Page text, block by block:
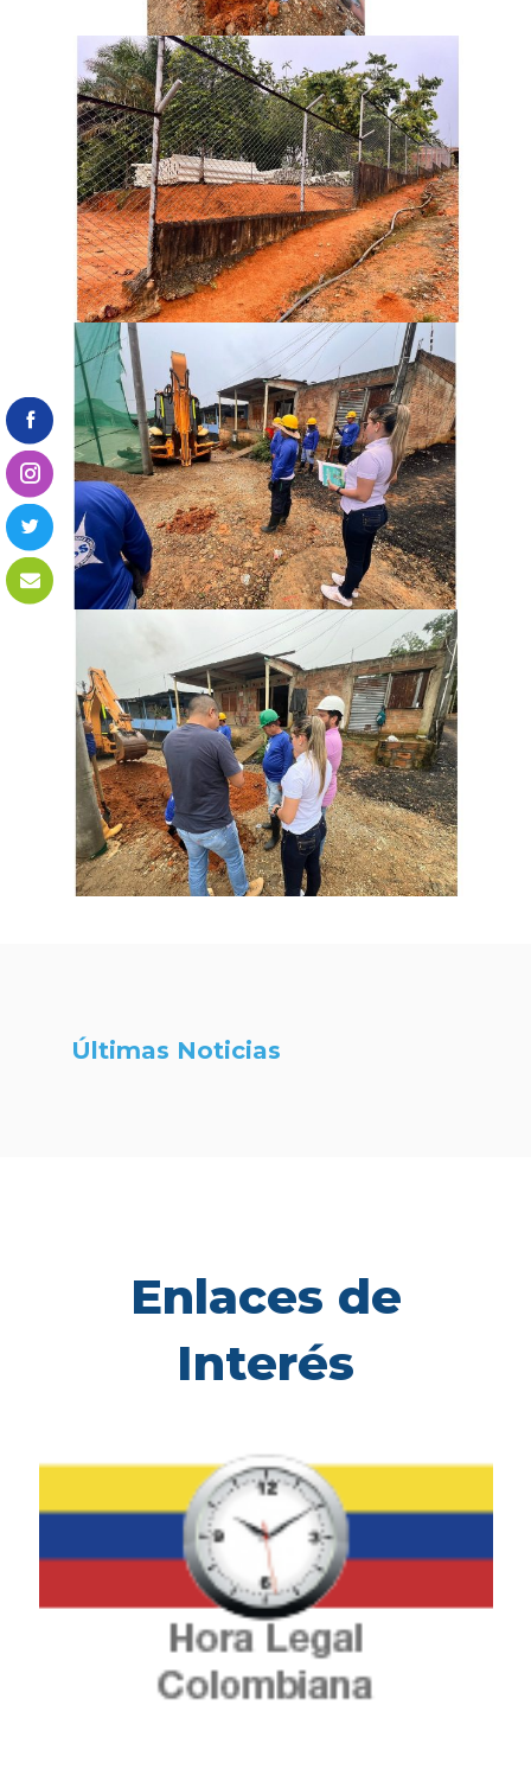
Últimas Noticias
Enlaces de
Interés